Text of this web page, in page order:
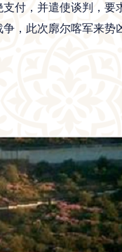
付，并遣使谈判，要
，此次廓尔喀军来势